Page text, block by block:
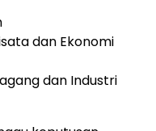
dan Ekonomi
dan Industri